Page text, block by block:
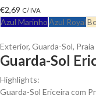
€2,69 C/ IVA
Azul MarinhoAzul Royal
Exterior, Guarda-Sol, Praia
Guarda-Sol
Highlights:
Guarda-Sol Ericeira com